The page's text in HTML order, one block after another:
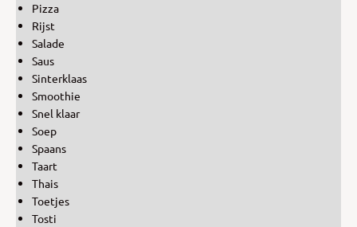
Pizza
Rijst
Salade
Saus
Sinterklaas
Smoothie
Snel klaar
Soep
Spaans
Taart
Thais
Toetjes
Tosti